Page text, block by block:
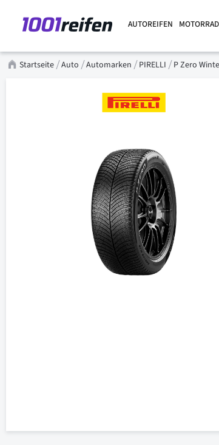
AUTOREIFEN
Startseite Auto Automarken PIRELLI P Zero